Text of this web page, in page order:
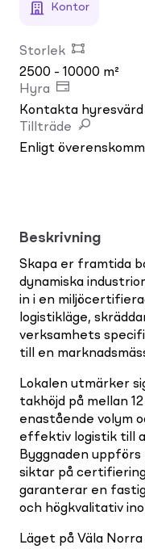
Kontor
Storlek
2500 - 10000 m²
Hyra
Kontakta hyresvärd
Tillträde
Enligt
Beskrivning
Skapa er framtida
dynamiska
in i en
logistikläge,
verksamhets
till en
Lokalen utmärker
takhöjd på mellan
enastående volym
effektiv logistik till
Byggnaden
siktar på
garanterar en
och högkvalitativ
Läget på Väla